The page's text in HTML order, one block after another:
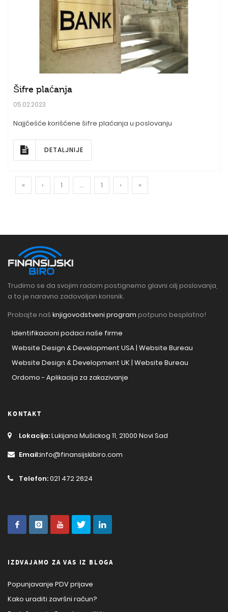
Šifre plaćanja
05.02.2023
Najjčešće korišćene šifre plaćanja u poslovanju
DETALJNIJE
« ‹ 1 ... 1 › »
Trudimo se da svojim radom postignemo glavni cilj poslovanja,
a to je naravno zadovoljan korisnik.
Probajte naš knjigovodstveni program potpuno besplatno!
Identifikacioni podaci naše firme
Website Design & Development USA | Website Bureau
Website Design & Development UK | Website Bureau
Ordomo - Aplikacija za zakazivanje
KONTAKT
Lokacija:Lukijana Mušickog 11, 21000 Novi Sad
Email:info@finansijskibiro.com
Telefon:021 472 2624
IZDVAJAMO ZA VAS IZ BLOGA
Popunjavanje PDV prijave
Kako uraditi završni račun?